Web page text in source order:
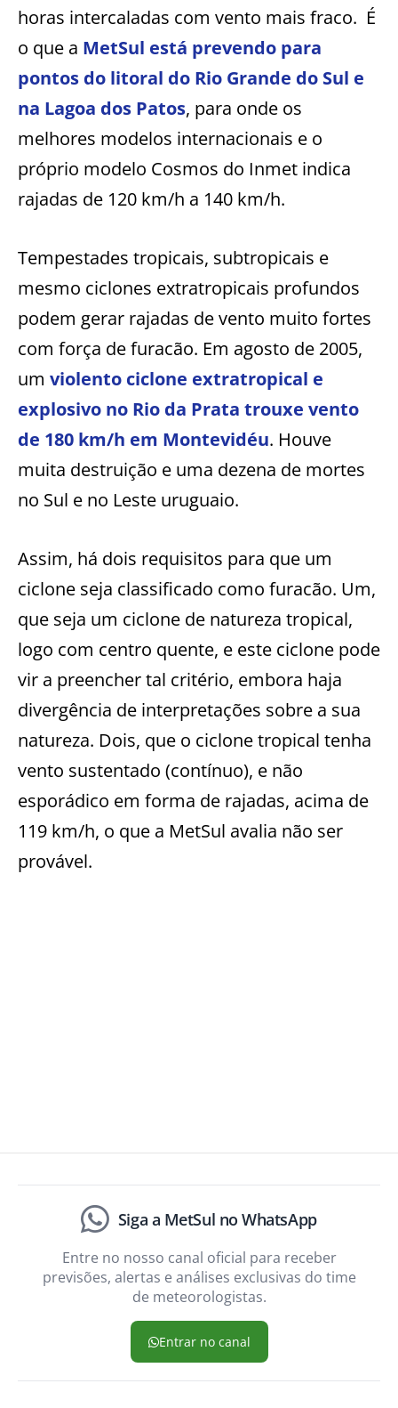
horas intercaladas com vento mais fraco. É
o que a MetSul está prevendo para
pontos do litoral do Rio Grande do Sul e
na Lagoa dos Patos, para onde os
melhores modelos internacionais e o
próprio modelo Cosmos do Inmet indica
rajadas de 120 km/h a 140 km/h.
Tempestades tropicais, subtropicais e
mesmo ciclones extratropicais profundos
podem gerar rajadas de vento muito fortes
com força de furacão. Em agosto de 2005,
um violento ciclone extratropical e
explosivo no Rio da Prata trouxe vento
de 180 km/h em Montevidéu. Houve
muita destruição e uma dezena de mortes
no Sul e no Leste uruguaio.
Assim, há dois requisitos para que um
ciclone seja classificado como furacão. Um,
que seja um ciclone de natureza tropical,
logo com centro quente, e este ciclone pode
vir a preencher tal critério, embora haja
divergência de interpretações sobre a sua
natureza. Dois, que o ciclone tropical tenha
vento sustentado (contínuo), e não
esporádico em forma de rajadas, acima de
119 km/h, o que a MetSul avalia não ser
provável.
Siga a MetSul no WhatsApp
Entre no nosso canal oficial para receber
previsões, alertas e análises exclusivas do time
de meteorologistas.
Entrar no canal